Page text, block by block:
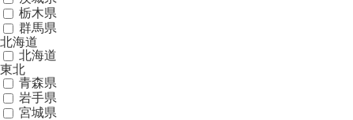
栃木県
群馬県
北海道
北海道
東北
青森県
岩手県
宮城県